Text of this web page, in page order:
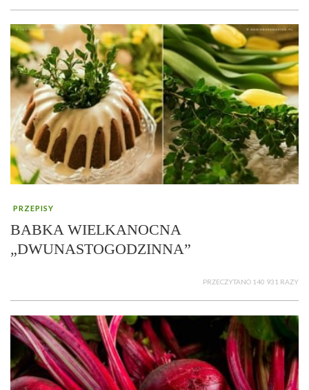
PRZEPISY
BABKA WIELKANOCNA
„DWUNASTOGODZINNA”
PRZECZYTANO 140 931 RAZY